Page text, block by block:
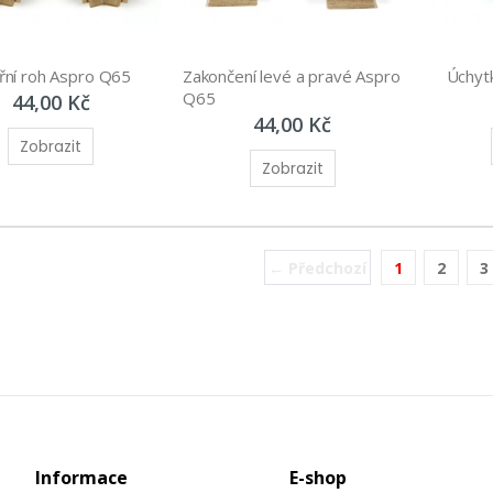
roh Aspro Q65
44,00 Kč
Zobrazit
Zakončení levé a pravé Aspro
Q65
44,00 Kč
Zobrazit
1(current)
2 3
Informace E-shop